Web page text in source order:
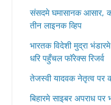
संसदमे घमासानक आसार,
तीन लाइनक व्हिप
भारतक विदेशी मुद्रा
धरि पहुँचल फॉरेक्स रिजर्व
तेजस्वी यादवक नेतृत्व पर
बिहारमे साइबर अपराध पर